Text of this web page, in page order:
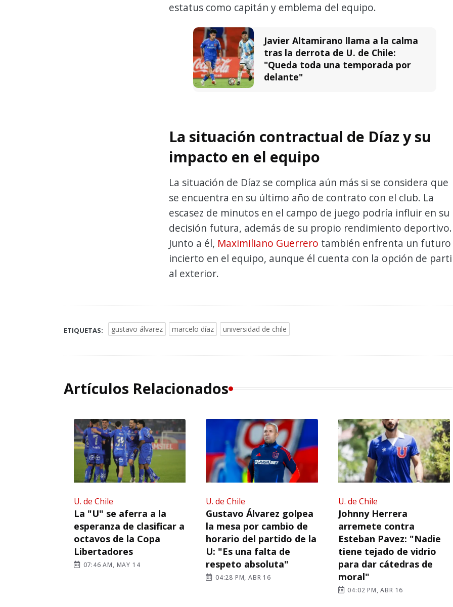
estatus como capitán y emblema del equipo.
Javier Altamirano llama a la calma
tras la derrota de U. de Chile:
"Queda toda una temporada por
delante"
La situación contractual de Díaz y su
impacto en el equipo
La situación de Díaz se complica aún más si se considera que
se encuentra en su último año de contrato con el club. La
escasez de minutos en el campo de juego podría influir en su
decisión futura, además de su propio rendimiento deportivo.
Junto a él, Maximiliano Guerrero también enfrenta un futuro
incierto en el equipo, aunque él cuenta con la opción de
al exterior.
ETIQUETAS: gustavo álvarez marcelo díaz universidad de chile
Artículos Relacionados
U. de Chile
La "U" se aferra a la
esperanza de clasificar a
octavos de la Copa
Libertadores
07:46 AM, MAY 14
U. de Chile
Gustavo Álvarez golpea
la mesa por cambio de
horario del partido de la
U: "Es una falta de
respeto absoluta"
04:28 PM, ABR 16
U. de Chile
Johnny Herrera
arremete contra
Esteban Pavez: "Nadie
tiene tejado de vidrio
para dar cátedras de
moral"
04:02 PM, ABR 16